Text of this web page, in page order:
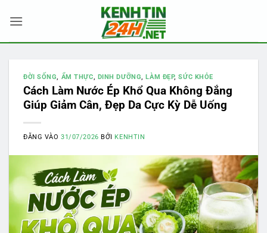
qua
ĐỜI SỐNG, ẨM THỰC, DINH DƯỠNG,LÀM ĐẸP,SỨC KHỎE
Cách Làm Nước Ép Khổ Qua Không Đắng
Giúp Giảm Cân, Đẹp Da Cực Kỳ Dễ Uống
ĐĂNG VÀO31/07/2026 BỞI KENHTIN